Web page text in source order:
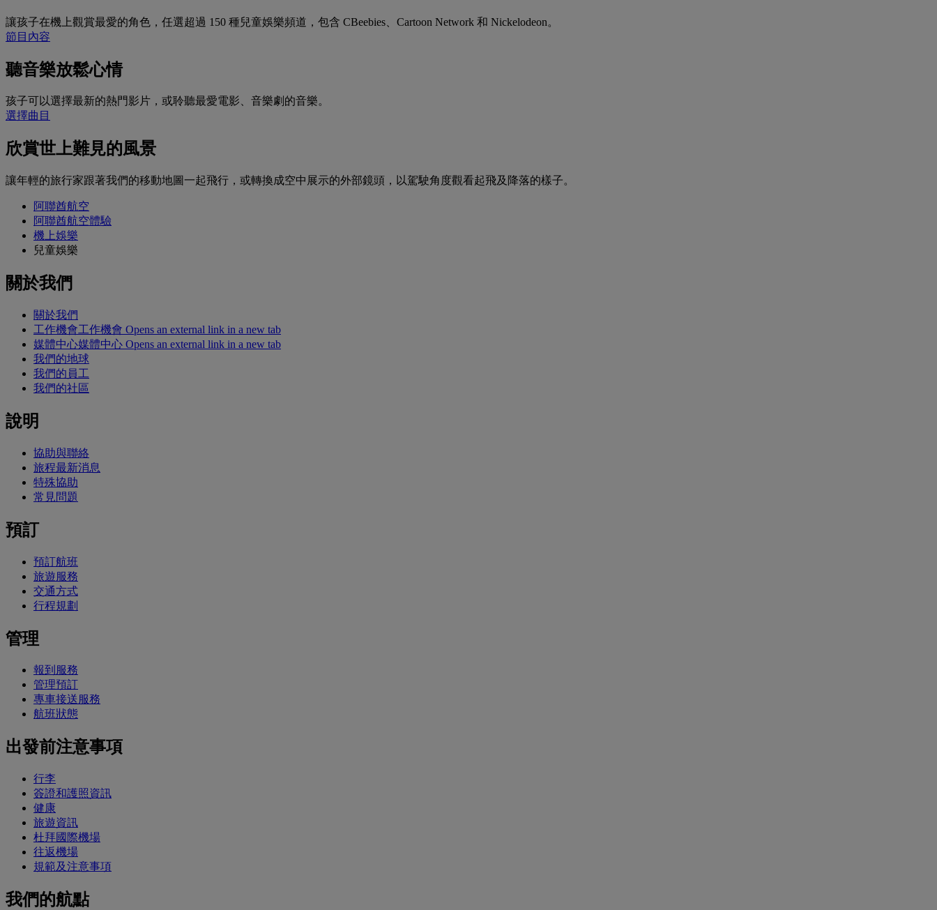
讓孩子在機上觀賞最愛的角色，任選超過 150 種兒童娛樂頻道，包含 CBeebies、Cartoon Network 和 Nickelodeon。
節目內容
聽音樂放鬆心情
孩子可以選擇最新的熱門影片，或聆聽最愛電影、音樂劇的音樂。
選擇曲目
欣賞世上難見的風景
讓年輕的旅行家跟著我們的移動地圖一起飛行，或轉換成空中展示的外部鏡頭，以駕駛角度觀看起飛及降落的樣子。
阿聯酋航空
阿聯酋航空體驗
機上娛樂
兒童娛樂
關於我們
關於我們
工作機會工作機會 Opens an external link in a new tab
媒體中心媒體中心 Opens an external link in a new tab
我們的地球
我們的員工
我們的社區
說明
協助與聯絡
旅程最新消息
特殊協助
常見問題
預訂
預訂航班
旅遊服務
交通方式
行程規劃
管理
報到服務
管理預訂
專車接送服務
航班狀態
出發前注意事項
行李
簽證和護照資訊
健康
旅遊資訊
杜拜國際機場
往返機場
規範及注意事項
我們的航點